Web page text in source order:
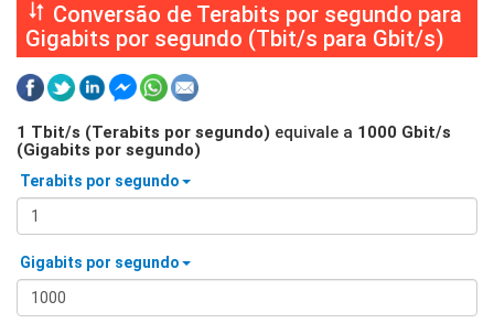
Conversão de Terabits por segundo para
Gigabits por segundo (Tbit/s para Gbit/s)
1 Tbit/s (Terabits por segundo) equivale a 1000 Gbit/s
(Gigabits por segundo)
Terabits por segundo
Gigabits por segundo